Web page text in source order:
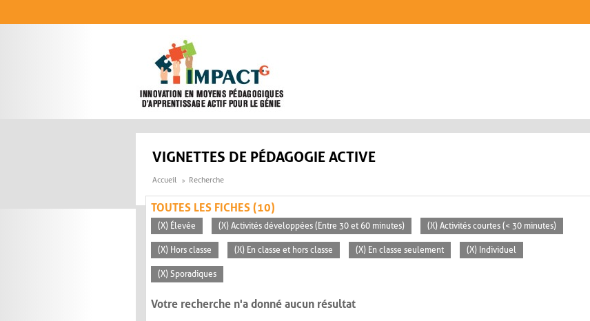
VIGNETTES DE PÉDAGOGIE ACTIVE
Accueil Recherche
TOUTES LES FICHES (10)
(X) Élevée (X) Activités développées (Entre 30 et 60 minutes) (X) Activités courtes (< 30 minutes)
(X) Hors classe (X) En classe et hors classe (X) En classe seulement (X) Individuel
(X) Sporadiques
Votre recherche n'a donné aucun résultat